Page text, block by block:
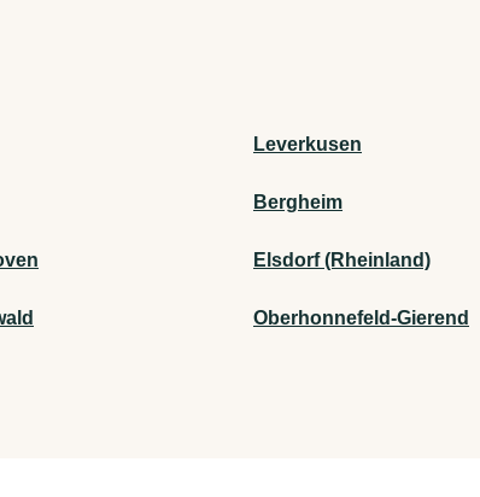
Leverkusen
Bergheim
Elsdorf (Rheinland)
Oberhonnefeld-Gierend